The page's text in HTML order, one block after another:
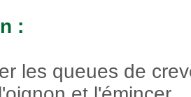
:
les queues de